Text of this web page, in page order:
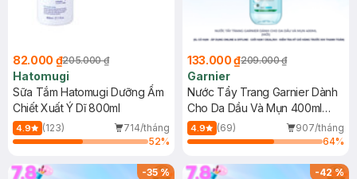
82.000 ₫205.000 ₫
Hatomugi
Sữa Tắm Hatomugi Dưỡng Ẩm
Chiết Xuất Ý Dĩ 800ml
4.9 (123)
714/tháng
52%
133.000 ₫209.000 ₫
Garnier
Nước Tẩy Trang Garnier Dành
Cho Da Dầu Và Mụn 400ml
(Mới)
4.9 (69)
907/tháng
64%
-35% -42%